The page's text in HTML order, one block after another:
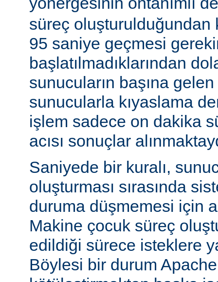
süreç oluşturulduğundan
95 saniye geçmesi
başlatılmadıklarından
sunucuların başına
sunucularla kıyaslama
işlem sadece on dakika
acısı sonuçlar
Saniyede bir kuralı,
oluşturması sırasında
duruma düşmemesi için
Makine çocuk süreç
edildiği sürece isteklere
Böylesi bir durum